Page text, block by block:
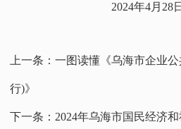
2024年4月28日
上一条：一图读懂《乌海市企业
行)》
下一条： 2024年乌海市国民经济